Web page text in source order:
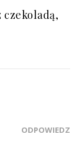
ODPOWIEDZ